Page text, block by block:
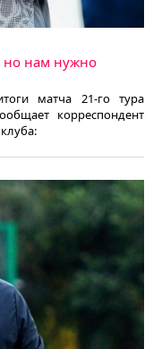
но нам нужно
матча 21-го тура
корреспондент